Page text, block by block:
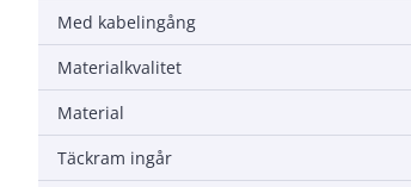
Med kabelingång
Materialkvalitet
Material
Täckram ingår